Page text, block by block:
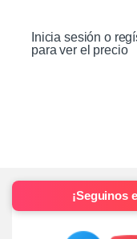
Inicia sesión o
para ver el precio
¡Seguinos